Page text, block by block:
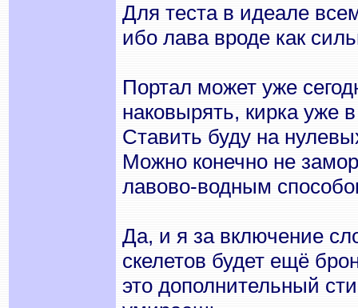
Для теста в идеале
ибо лава вроде как
Портал может уже
наковырять, кирка уже
Ставить буду на
Можно конечно не
лавово-водным
Да, и я за включение
скелетов будет ещё
это дополнительный